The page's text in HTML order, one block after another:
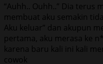
“Auhh.. Ouhh..” Dia
membuat aku semakin
Aku keluar” dan akupun
pertama, aku merasa ke
karena baru kali ini kali
cowok